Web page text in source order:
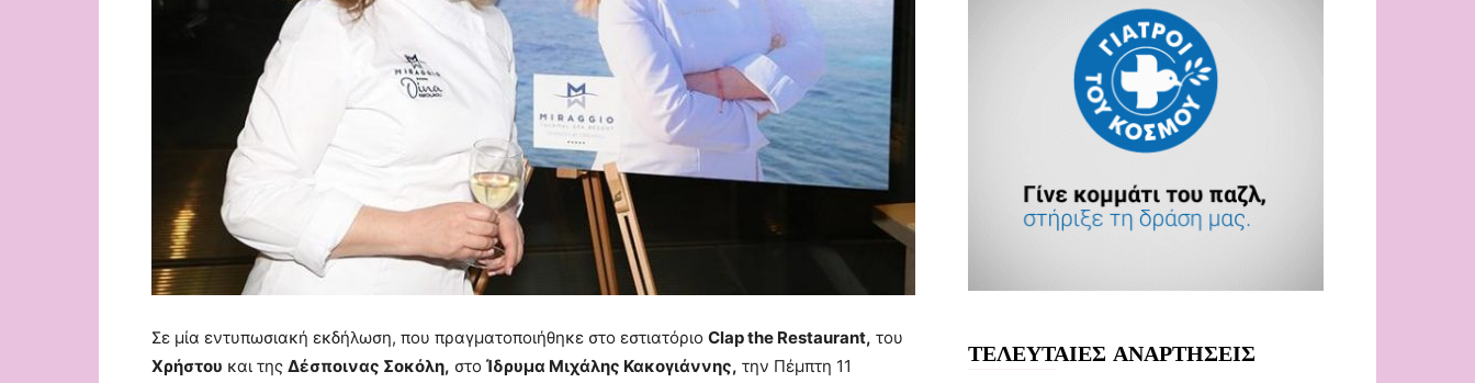
Σε μία εντυπωσιακή εκδήλωση, που πραγματοποιήθηκε στο εστιατόριο Clap the Restaurant, του
Χρήστου και της Δέσποινας Σοκόλη, στο Ίδρυμα Μιχάλης Κακογιάννης, την Πέμπτη 11
ΤΕΛΕΥΤΑΙΕΣ ΑΝΑΡΤΗΣΕΙΣ